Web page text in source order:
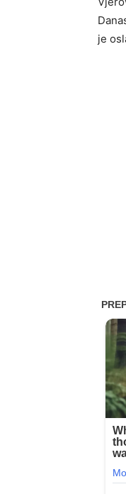
je